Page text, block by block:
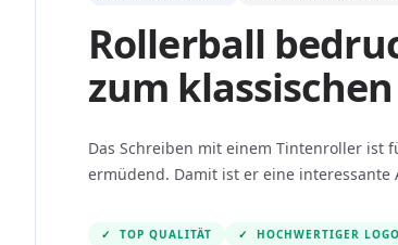
Rollerball
zum
Das Schreiben mit einem Tintenroller ist
ermüdend. Damit ist er eine interessante
✓ TOP QUALITÄT ✓ HOCHWERTIGER